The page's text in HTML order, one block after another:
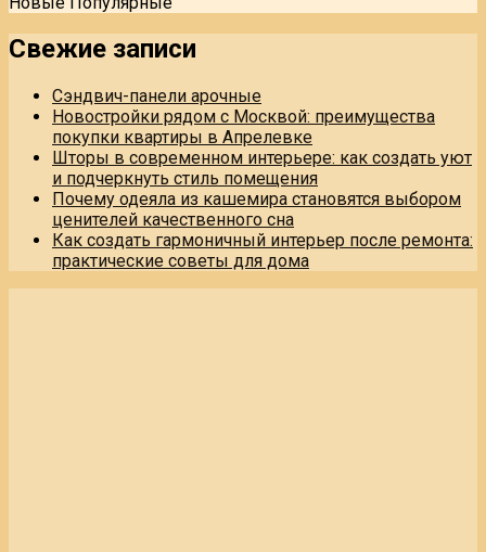
Свежие записи
Сэндвич-панели арочные
Новостройки рядом с Москвой: преимущества
покупки квартиры в Апрелевке
Шторы в современном интерьере: как создать уют
и подчеркнуть стиль помещения
Почему одеяла из кашемира становятся выбором
ценителей качественного сна
Как создать гармоничный интерьер после ремонта:
практические советы для дома